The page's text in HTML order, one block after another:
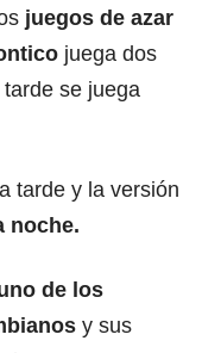
juegos de azar
juega dos
se juega
tarde y la versión
noche.
de los
y sus